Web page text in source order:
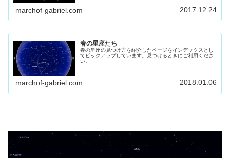
marchof-gabriel.com 2017.12.24
春の星座たち
春の星座の見つけ方を紹介したページをインデックスとし
てピックアップしています。見つけるときにご利用くださ
い。
marchof-gabriel.com 2018.01.06